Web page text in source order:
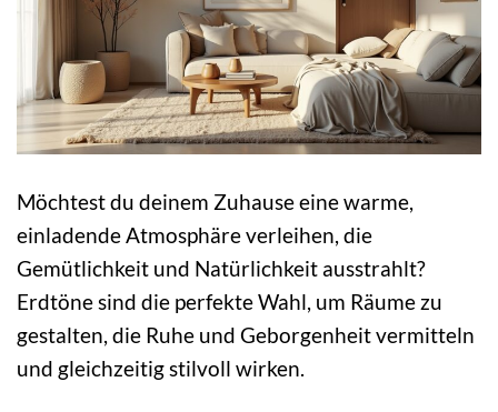
Möchtest du deinem Zuhause eine warme,
einladende Atmosphäre verleihen, die
Gemütlichkeit und Natürlichkeit ausstrahlt?
Erdtöne sind die perfekte Wahl, um Räume zu
gestalten, die Ruhe und Geborgenheit vermitteln
und gleichzeitig stilvoll wirken.